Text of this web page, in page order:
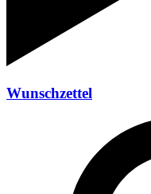
Wunschzettel